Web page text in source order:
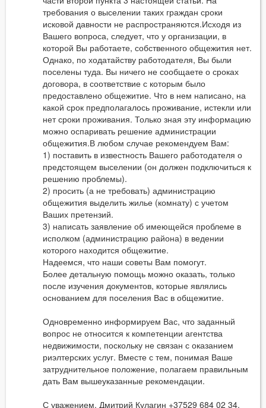
требования о выселении таких граждан сроки
исковой давности не распространяются.Исходя из
Вашего вопроса, следует, что у организации, в
которой Вы работаете, собственного общежития нет.
Однако, по ходатайству работодателя, Вы были
поселены туда. Вы ничего не сообщаете о сроках
договора, в соответствие с которым было
предоставлено общежитие. Что в нем написано, на
какой срок предполагалось проживание, истекли или
нет сроки проживания. Только зная эту информацию
можно оспаривать решение администрации
общежития.В любом случае рекомендуем Вам:
1) поставить в известность Вашего работодателя о
предстоящем выселении (он должен подключиться к
решению проблемы).
2) просить (а не требовать) администрацию
общежития выделить жилье (комнату) с учетом
Ваших претензий.
3) написать заявление об имеющейся проблеме в
исполком (администрацию района) в ведении
которого находится общежитие.
Надеемся, что наши советы Вам помогут.
Более детальную помощь можно оказать, только
после изучения документов, которые являлись
основанием для поселения Вас в общежитие.
Одновременно информируем Вас, что заданный
вопрос не относится к компетенции агентства
недвижимости, поскольку не связан с оказанием
риэлтерских услуг. Вместе с тем, понимая Ваше
затруднительное положение, полагаем правильным
дать Вам вышеуказанные рекомендации.
С уважением, Дмитрий Кулагин +37529 684 02 34.